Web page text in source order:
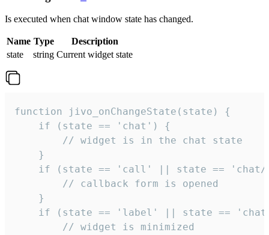
Is executed when chat window state has changed.
Name Type
Description
state
string Current widget state
function jivo_onChangeState(state) {
    if (state == 'chat') {
        // widget is in the chat state
    }
if (state == 'call' || state ==
        // callback form is opened
    }
if (state == 'label' || state ==
        // widget is minimized